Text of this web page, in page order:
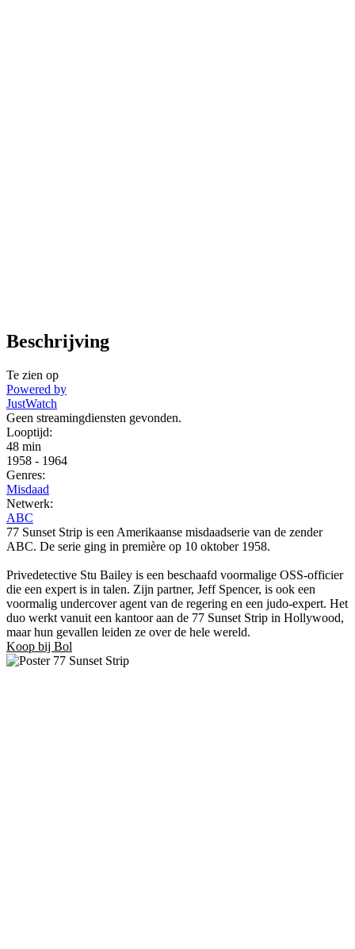
Beschrijving
Te zien op
Powered by
JustWatch
Geen streamingdiensten gevonden.
Looptijd:
48 min
1958 - 1964
Genres:
Misdaad
Netwerk:
ABC
77 Sunset Strip is een Amerikaanse misdaadserie van de zender
ABC. De serie ging in première op 10 oktober 1958.
Privedetective Stu Bailey is een beschaafd voormalige OSS-officier
die een expert is in talen. Zijn partner, Jeff Spencer, is ook een
voormalig undercover agent van de regering en een judo-expert. Het
duo werkt vanuit een kantoor aan de 77 Sunset Strip in Hollywood,
maar hun gevallen leiden ze over de hele wereld.
Koop bij Bol